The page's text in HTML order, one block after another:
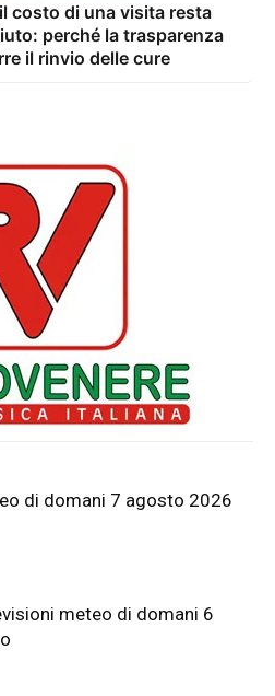
costo di una visita resta
perché la trasparenza
il rinvio delle cure
di domani 7 agosto 2026
meteo di domani 6